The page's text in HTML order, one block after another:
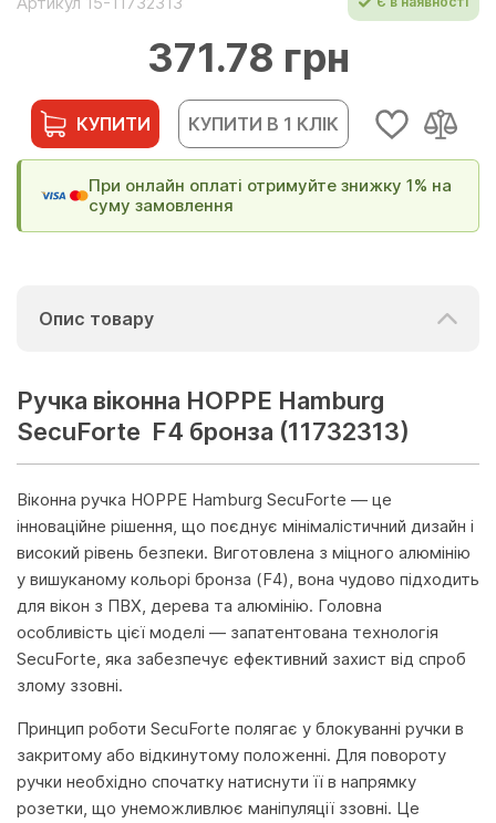
371.78 грн
КУПИТИ КУПИТИ В 1 КЛІК
При онлайн оплаті отримуйте знижку 1% на
суму замовлення
Опис товару
Ручка віконна HOPPE Hamburg
SecuForte F4 бронза (11732313)
Віконна ручка HOPPE Hamburg SecuForte — це
інноваційне рішення, що поєднує мінімалістичний дизайн і
високий рівень безпеки. Виготовлена з міцного алюмінію
у вишуканому кольорі бронза (F4), вона чудово підходить
для вікон з ПВХ, дерева та алюмінію. Головна
особливість цієї моделі — запатентована технологія
SecuForte, яка забезпечує ефективний захист від спроб
злому ззовні.
Принцип роботи SecuForte полягає у блокуванні ручки в
закритому або відкинутому положенні. Для повороту
ручки необхідно спочатку натиснути її в напрямку
розетки, що унеможливлює маніпуляції ззовні. Це